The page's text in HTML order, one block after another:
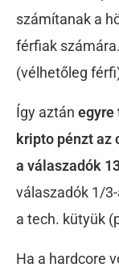
számítanak a
férfiak
(vélhetőleg
Így aztán egyre
kripto pénzt az
a válaszadók
válaszadók 1/
a tech. kütyük
Ha a hardcore